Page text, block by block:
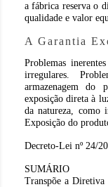
a fábrica reserva o
qualidade e valor
A Garantia
Problemas
irregulares.
armazenagem do
exposição direta à
da natureza, como
Exposição do
Decreto-Lei nº 24/
SUMÁRIO
Transpõe a Diretiva